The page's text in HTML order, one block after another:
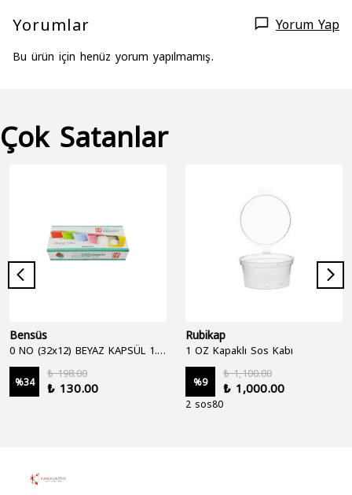
Yorumlar Yorum Yap
Bu ürün için henüz yorum yapılmamış.
Çok Satanlar
Bensüs
%34
₺ 198.00
₺ 130.00
Rubikap
1 OZ Kapaklı Sos Kabı
%9
₺ 1,100.00
₺ 1,000.00
2 sos80